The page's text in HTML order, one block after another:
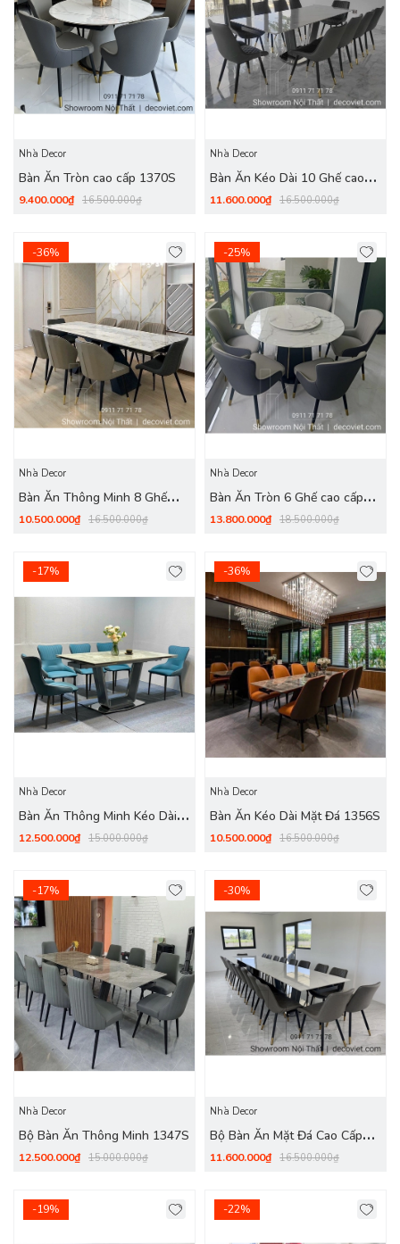
Nhà Decor
Bàn Ăn Tròn cao cấp 1370S
9.400.000₫ 16.500.000₫
Nhà Decor
Bàn Ăn Kéo Dài 10 Ghế cao
cấp 1365S
11.600.000₫ 16.500.000₫
-36%
Nhà Decor
Bàn Ăn Thông Minh 8 Ghế
hiện đại 1364S
10.500.000₫ 16.500.000₫
-25%
Nhà Decor
Bàn Ăn Tròn 6 Ghế cao cấp
1363S
13.800.000₫ 18.500.000₫
-17%
Nhà Decor
Bàn Ăn Thông Minh Kéo Dài
1361S
12.500.000₫ 15.000.000₫
-36%
Nhà Decor
Bàn Ăn Kéo Dài Mặt Đá 1356S
10.500.000₫ 16.500.000₫
-17%
Nhà Decor
Bộ Bàn Ăn Thông Minh 1347S
12.500.000₫ 15.000.000₫
-30%
Nhà Decor
Bộ Bàn Ăn Mặt Đá Cao Cấp
1344S
11.600.000₫ 16.500.000₫
-19% -22%